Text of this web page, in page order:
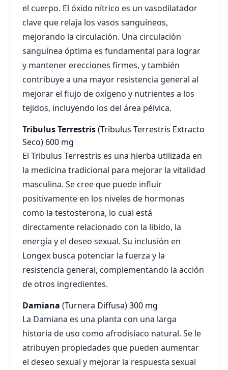
el cuerpo. El óxido nítrico es un vasodilatador
clave que relaja los vasos sanguíneos,
mejorando la circulación. Una circulación
sanguínea óptima es fundamental para lograr
y mantener erecciones firmes, y también
contribuye a una mayor resistencia general al
mejorar el flujo de oxígeno y nutrientes a los
tejidos, incluyendo los del área pélvica.
Tribulus Terrestris(Tribulus Terrestris Extracto
Seco) 600 mg
El Tribulus Terrestris es una hierba utilizada en
la medicina tradicional para mejorar la vitalidad
masculina. Se cree que puede influir
positivamente en los niveles de hormonas
como la testosterona, lo cual está
directamente relacionado con la libido, la
energía y el deseo sexual. Su inclusión en
Longex busca potenciar la fuerza y la
resistencia general, complementando la acción
de otros ingredientes.
Damiana (Turnera Diffusa)300 mg
La Damiana es una planta con una larga
historia de uso como afrodisíaco natural. Se le
atribuyen propiedades que pueden aumentar
el deseo sexual y mejorar la respuesta sexual